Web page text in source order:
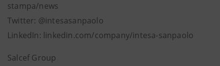
stampa/news
Twitter: @intesasanpaolo
LinkedIn: linkedin.com/company/intesa-sanpaolo
Salcef Group